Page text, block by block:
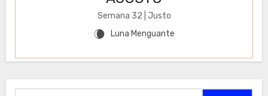
Semana 32 | Justo
W Luna Menguante